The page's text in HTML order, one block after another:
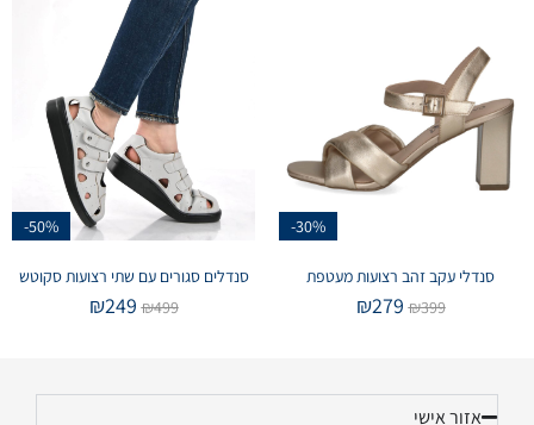
-30%
סנדלי עקב זהב רצועות מעטפת
₪399
₪279
-50%
סנדלים סגורים עם שתי רצועות סקוטש
₪499
₪249
אזור אישי